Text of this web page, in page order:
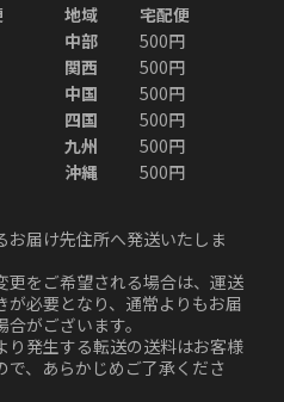
地域
宅配便
中部
500円
関西
500円
中国
500円
四国
500円
九州
500円
沖縄
500円
お届け先住所へ発送いたしま
更をご希望される場合は、運送
が必要となり、通常よりもお届
がございます。
り発生する転送の送料はお客様
で、あらかじめご了承くださ